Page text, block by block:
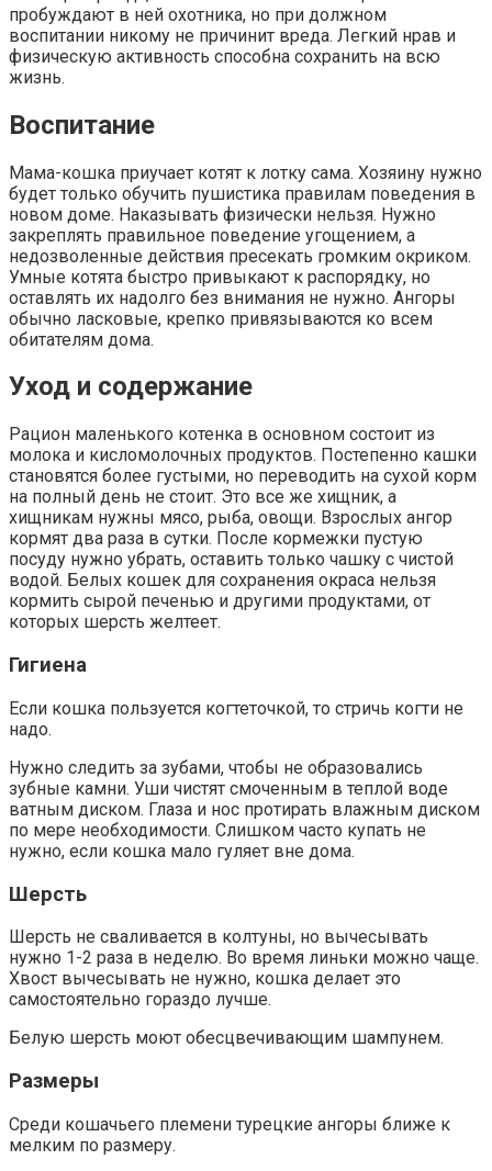
пробуждают в ней охотника, но при должном
воспитании никому не причинит вреда. Легкий нрав и
физическую активность способна сохранить на всю
жизнь.
Воспитание
Мама-кошка приучает котят к лотку сама. Хозяину нужно
будет только обучить пушистика правилам поведения в
новом доме. Наказывать физически нельзя. Нужно
закреплять правильное поведение угощением, а
недозволенные действия пресекать громким окриком.
Умные котята быстро привыкают к распорядку, но
оставлять их надолго без внимания не нужно. Ангоры
обычно ласковые, крепко привязываются ко всем
обитателям дома.
Уход и содержание
Рацион маленького котенка в основном состоит из
молока и кисломолочных продуктов. Постепенно кашки
становятся более густыми, но переводить на сухой корм
на полный день не стоит. Это все же хищник, а
хищникам нужны мясо, рыба, овощи. Взрослых ангор
кормят два раза в сутки. После кормежки пустую
посуду нужно убрать, оставить только чашку с чистой
водой. Белых кошек для сохранения окраса нельзя
кормить сырой печенью и другими продуктами, от
которых шерсть желтеет.
Гигиена
Если кошка пользуется когтеточкой, то стричь когти не
надо.
Нужно следить за зубами, чтобы не образовались
зубные камни. Уши чистят смоченным в теплой воде
ватным диском. Глаза и нос протирать влажным диском
по мере необходимости. Слишком часто купать не
нужно, если кошка мало гуляет вне дома.
Шерсть
Шерсть не сваливается в колтуны, но вычесывать
нужно 1-2 раза в неделю. Во время линьки можно чаще.
Хвост вычесывать не нужно, кошка делает это
самостоятельно гораздо лучше.
Белую шерсть моют обесцвечивающим шампунем.
Размеры
Среди кошачьего племени турецкие ангоры ближе к
мелким по размеру.